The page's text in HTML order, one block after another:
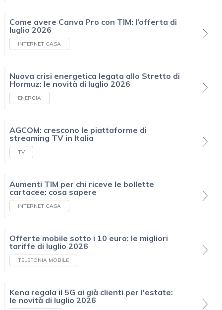
Come avere Canva Pro con TIM: l’offerta di
luglio 2026
INTERNET CASA
Nuova crisi energetica legata allo Stretto di
Hormuz: le novità di luglio 2026
ENERGIA
AGCOM: crescono le piattaforme di
streaming TV in Italia
TV
Aumenti TIM per chi riceve le bollette
cartacee: cosa sapere
INTERNET CASA
Offerte mobile sotto i 10 euro: le migliori
tariffe di luglio 2026
TELEFONIA MOBILE
Kena regala il 5G ai già clienti per l'estate:
le novità di luglio 2026